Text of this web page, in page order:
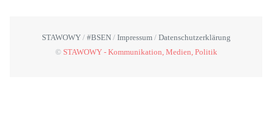
STAWOWY #BSEN Impressum
Datenschutzerklärung
© STAWOWY - Kommunikation, Medien, Politik